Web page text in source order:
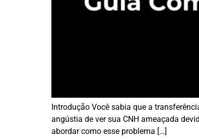
Introdução Você sabia que a
angústia de ver sua CNH ameaçada
abordar como esse problema […]